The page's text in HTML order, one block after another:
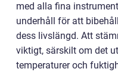
med alla fina
underhåll för att
dess livslängd. Att
viktigt, särskilt om det
temperaturer och